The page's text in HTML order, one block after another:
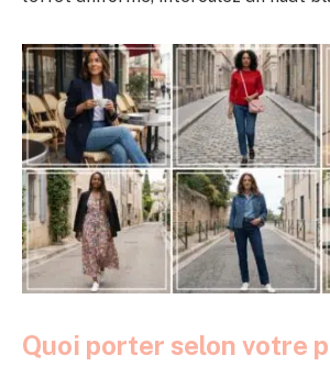
Quoi porter selon votre